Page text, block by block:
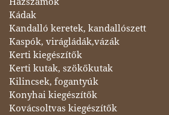
Kádak
Kandalló keretek, kandallószett
Kaspók, virágládák,vázák
Kerti kiegészítők
Kerti kutak, szökőkutak
Kilincsek, fogantyúk
Konyhai kiegészítők
Kovácsoltvas kiegészítők